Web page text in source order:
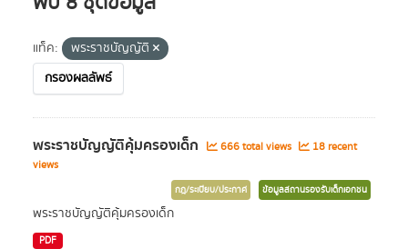
แท็ค:
พระราชบัญญัติ
กรองผลลัพธ์
พระราชบัญญัติคุ้มครองเด็ก 666 total views
18 recent
views
กฎ/ระเบียบ/ประกาศ ข้อมูลสถานรองรับเด็กเอกชน
พระราชบัญญัติคุ้มครองเด็ก
PDF